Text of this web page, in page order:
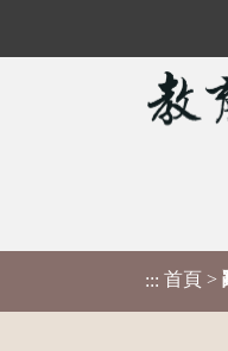
::: 首頁 >